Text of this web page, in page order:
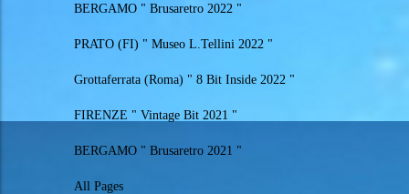
BERGAMO " Brusaretro 2022 "
PRATO (FI) " Museo L.Tellini 2022 "
Grottaferrata (Roma) " 8 Bit Inside 2022 "
FIRENZE " Vintage Bit 2021 "
BERGAMO " Brusaretro 2021 "
All Pages